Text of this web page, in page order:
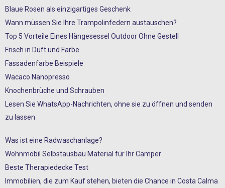
Blaue Rosen als einzigartiges Geschenk
Wann müssen Sie Ihre Trampolinfedern austauschen?
Top 5 Vorteile Eines Hängesessel Outdoor Ohne Gestell
Frisch in Duft und Farbe.
Fassadenfarbe Beispiele
Wacaco Nanopresso
Knochenbrüche und Schrauben
Lesen Sie WhatsApp-Nachrichten, ohne sie zu öffnen und senden
zu lassen
Was ist eine Radwaschanlage?
Wohnmobil Selbstausbau Material für Ihr Camper
Beste Therapiedecke Test
Immobilien, die zum Kauf stehen, bieten die Chance in Costa Calma